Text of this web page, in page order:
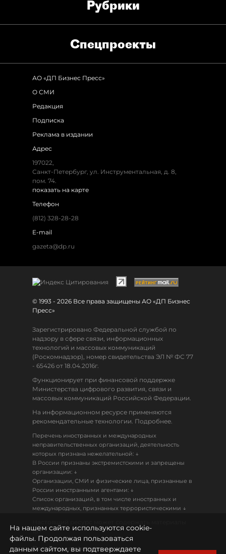
Рубрики
Спец­проекты
АО «ДП Бизнес Пресс»
О СМИ
Редакция
Подписка
Реклама в издании
Адрес
197022,
Санкт-Петербург, ул. Инструментальная, д. 8,
пом. 74.
показать на карте
Телефон
(812) 328-28-28
E-mail
gazeta@dp.ru
© 1993 - 2026 Все права защищены АО «ДП Бизнес
Пресс»
Зарегистрировано Федеральной службой по
надзору в сфере связи, информационных
технологий и массовых коммуникаций
(Роскомнадзор), номер свидетельства ЭЛ № ФС 77
- 65426 от 18.04.2016г.
Функционирует при финансовой поддержке
Министерства цифрового развития, связи и
массовых коммуникаций Российской Федерации.
На информационном ресурсе применяются
рекомендательные технологии. Подробнее.
Перечень иностранных и международных
неправительственных организаций, деятельность
которых признана нежелательной: ↓
В России признаны экстремистскими и запрещены
организации: ↓
Организации, СМИ и физические лица, признанные в
России иностранными агентами: ↓
Список организаций, в том числе иностранных и
международных, признанных террористическими ↓
18+
Политика конфиденциальности
На нашем сайте используются cookie-
файлы. Продолжая пользоваться
данным сайтом, вы подтверждаете